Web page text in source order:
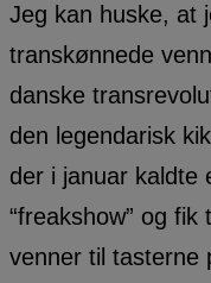
Jeg kan huske, at
transkønnede
danske
den legendarisk
der i januar kaldte
“freakshow” og
venner til tasterne